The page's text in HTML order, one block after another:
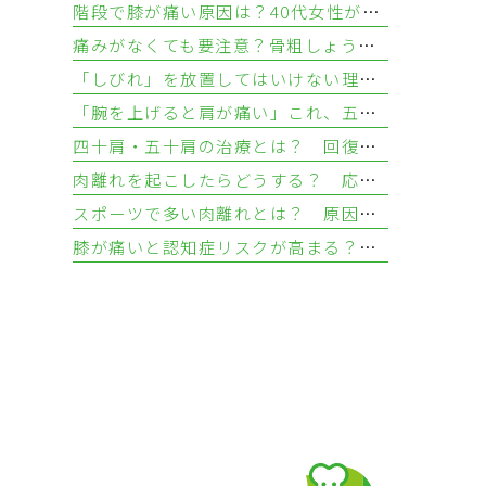
階段で膝が痛い原因は？40代女性が知るべき3つの疾患と対処法
痛みがなくても要注意？骨粗しょう症を放置する骨折リスクと検査法
「しびれ」を放置してはいけない理由—手足のしびれが示す疾患とは
「腕を上げると肩が痛い」これ、五十肩じゃないかも？ 肩腱板損傷との違いについて
四十肩・五十肩の治療とは？ 回復を目指す治し方とリハビリ
肉離れを起こしたらどうする？ 応急処置と治し方
スポーツで多い肉離れとは？ 原因・症状・起こりやすい部位を解説
膝が痛いと認知症リスクが高まる？ 変形性膝関節症から考える健康リスク